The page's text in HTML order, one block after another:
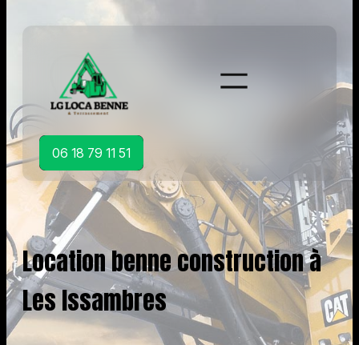
06 18 79 11 51
Location benne construction à
Les Issambres